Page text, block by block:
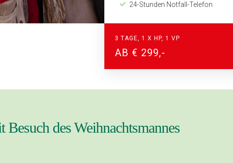
24-Stunden Notfall-Telefon
3 TAGE, 1 X HP, 1 VP
AB € 299,-
des Weihnachtsmannes